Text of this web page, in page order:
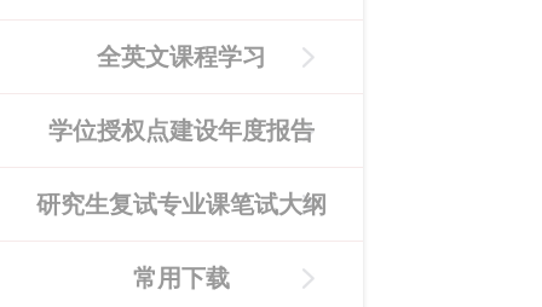
全英文课程学习
学位授权点建设年度报告
研究生复试专业课笔试大纲
常用下载